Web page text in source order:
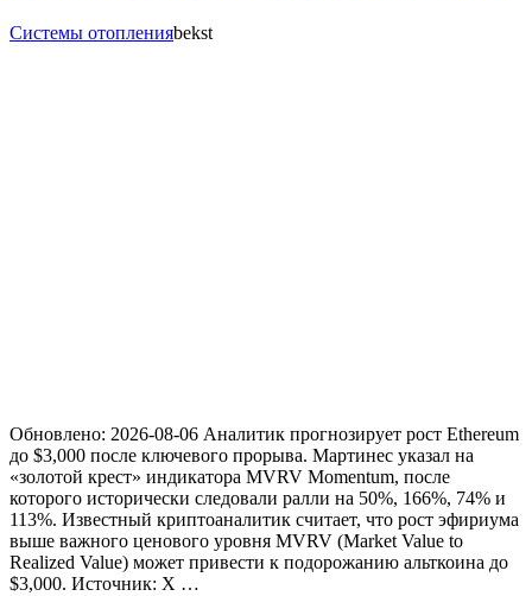
Системы отопленияbekst
Обновлено: 2026-08-06 Аналитик прогнозирует рост Ethereum
до $3,000 после ключевого прорыва. Мартинес указал на
«золотой крест» индикатора MVRV Momentum, после
которого исторически следовали ралли на 50%, 166%, 74% и
113%. Известный криптоаналитик считает, что рост эфириума
выше важного ценового уровня MVRV (Market Value to
Realized Value) может привести к подорожанию альткоина до
$3,000. Источник: Х …